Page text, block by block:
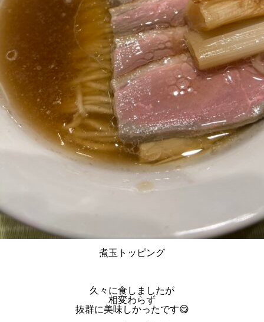
煮玉トッピング
久々に食しましたが
相変わらず
抜群に美味しかったです😋